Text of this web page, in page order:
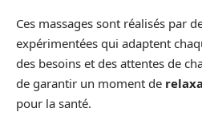
Ces massages sont réalisés par
expérimentées qui adaptent
des besoins et des attentes de
de garantir un moment de
pour la santé.